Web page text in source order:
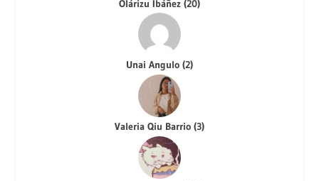
Olárizu Ibáñez (20)
Unai Angulo (2)
Valeria Qiu Barrio (3)